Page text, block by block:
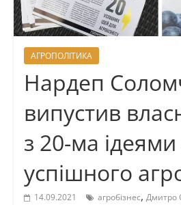
АГРОПОЛІТИКА
Нардеп
випустив
з 20-ма
успішного
14.09.2021 агробізнес, Дмитро